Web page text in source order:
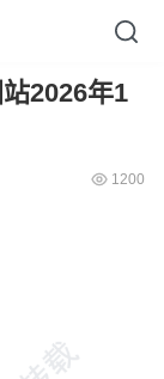
2026年1
1200